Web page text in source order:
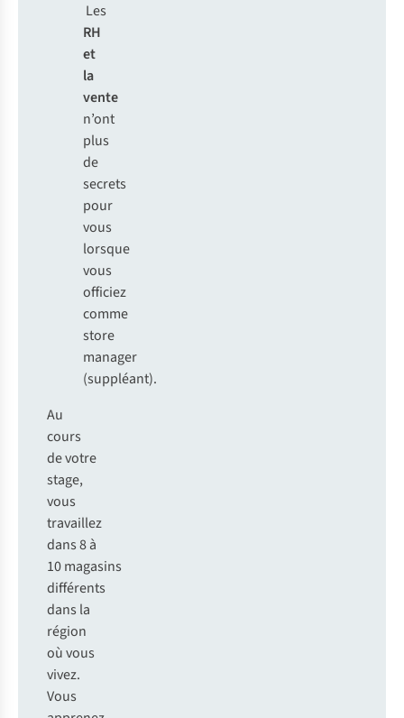
Les
RH
et
la
vente
n’ont
plus
de
secrets
pour
vous
lorsque
vous
officiez
comme
store
manager
(suppléant).
Au
cours
de votre
stage,
vous
travaillez
dans 8 à
10 magasins
différents
dans la
région
où vous
vivez.
Vous